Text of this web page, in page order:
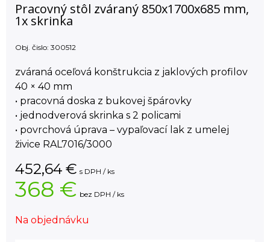
Pracovný stôl zváraný 850x1700x685 mm,
1x skrinka
Obj. čislo: 300512
zváraná oceľová konštrukcia z jaklových profilov
40 × 40 mm
• pracovná doska z bukovej špárovky
• jednodverová skrinka s 2 policami
• povrchová úprava – vypaľovací lak z umelej
živice RAL7016/3000
452,64 € s DPH / ks
368 € bez DPH / ks
Na objednávku